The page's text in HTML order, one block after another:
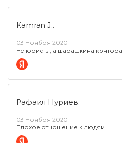
Kamran J..
03 Ноября 2020
Не юристы, а шарашкина контора
Рафаил Нуриев.
03 Ноября 2020
Плохое отношение к людям